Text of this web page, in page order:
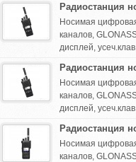
Радиостанция
Носимая
каналов,
дисплей,
Радиостанция
Носимая
каналов,
дисплей,
Радиостанция
Носимая
каналов,